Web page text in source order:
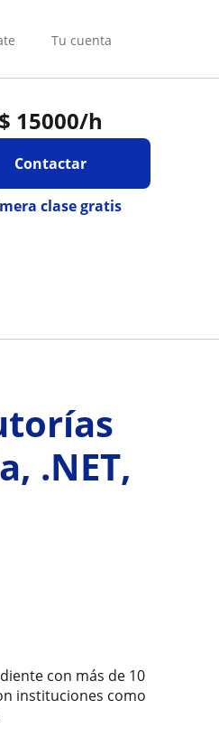
Tu cuenta
$ 15000/h
Contactar
clase gratis
.NET,
con más de 10
instituciones como